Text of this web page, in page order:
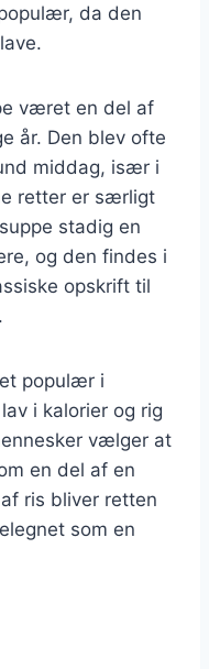
da den
været en del af
år. Den blev ofte
middag, især i
retter er særligt
stadig en
og den findes i
opskrift til
populær i
i kalorier og rig
vælger at
en del af en
ris bliver retten
som en